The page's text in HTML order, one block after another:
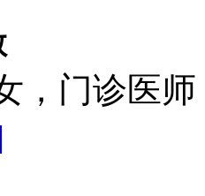
，门诊医